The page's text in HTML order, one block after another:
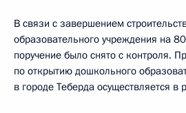
В связи с завершением
образовательного учреждения на
поручение было снято с контроля.
по открытию дошкольного
в городе Теберда осуществляется в